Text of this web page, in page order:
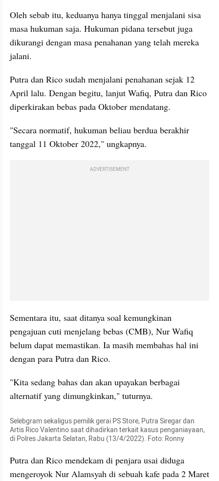
Oleh sebab itu, keduanya hanya tinggal menjalani sisa
masa hukuman saja. Hukuman pidana tersebut juga
dikurangi dengan masa penahanan yang telah mereka
jalani.
Putra dan Rico sudah menjalani penahanan sejak 12
April lalu. Dengan begitu, lanjut Wafiq, Putra dan Rico
diperkirakan bebas pada Oktober mendatang.
"Secara normatif, hukuman beliau berdua berakhir
tanggal 11 Oktober 2022," ungkapnya.
ADVERTISEMENT
Sementara itu, saat ditanya soal kemungkinan
pengajuan cuti menjelang bebas (CMB), Nur Wafiq
belum dapat memastikan. Ia masih membahas hal ini
dengan para Putra dan Rico.
"Kita sedang bahas dan akan upayakan berbagai
alternatif yang dimungkinkan," tuturnya.
Selebgram sekaligus pemilik gerai PS Store, Putra Siregar dan
Artis Rico Valentino saat dihadirkan terkait kasus penganiayaan,
di Polres Jakarta Selatan, Rabu (13/4/2022). Foto: Ronny
Putra dan Rico mendekam di penjara usai diduga
mengeroyok Nur Alamsyah di sebuah kafe pada 2 Maret